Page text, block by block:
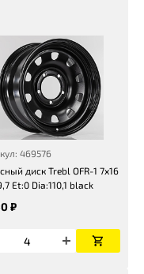
469576
диск Trebl OFR-1 7x16
Et:0 Dia:110,1 black
₽